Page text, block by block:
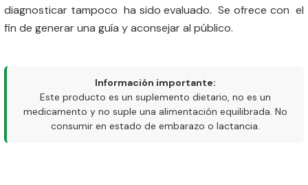
diagnosticar tampoco ha sido evaluado. Se ofrece con el
fin de generar una guía y aconsejar al público.
Información importante:
Este producto es un suplemento dietario, no es un
medicamento y no suple una alimentación equilibrada. No
consumir en estado de embarazo o lactancia.